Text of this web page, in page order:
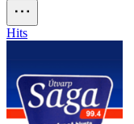
Hits